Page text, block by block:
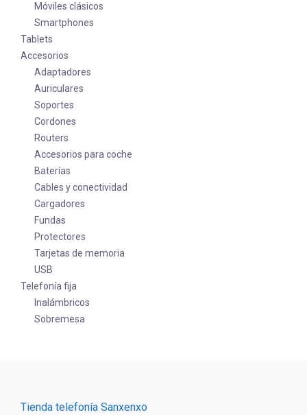
Móviles clásicos
Smartphones
Tablets
Accesorios
Adaptadores
Auriculares
Soportes
Cordones
Routers
Accesorios para coche
Baterías
Cables y conectividad
Cargadores
Fundas
Protectores
Tarjetas de memoria
USB
Telefonía fija
Inalámbricos
Sobremesa
Tienda telefonía Sanxenxo